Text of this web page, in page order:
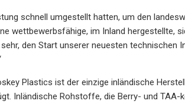
schnell umgestellt hatten, um den
wettbewerbsfähige, im Inland hergestellte,
den Start unserer neuesten
Plastics ist der einzige inländische
Inländische Rohstoffe, die Berry- und